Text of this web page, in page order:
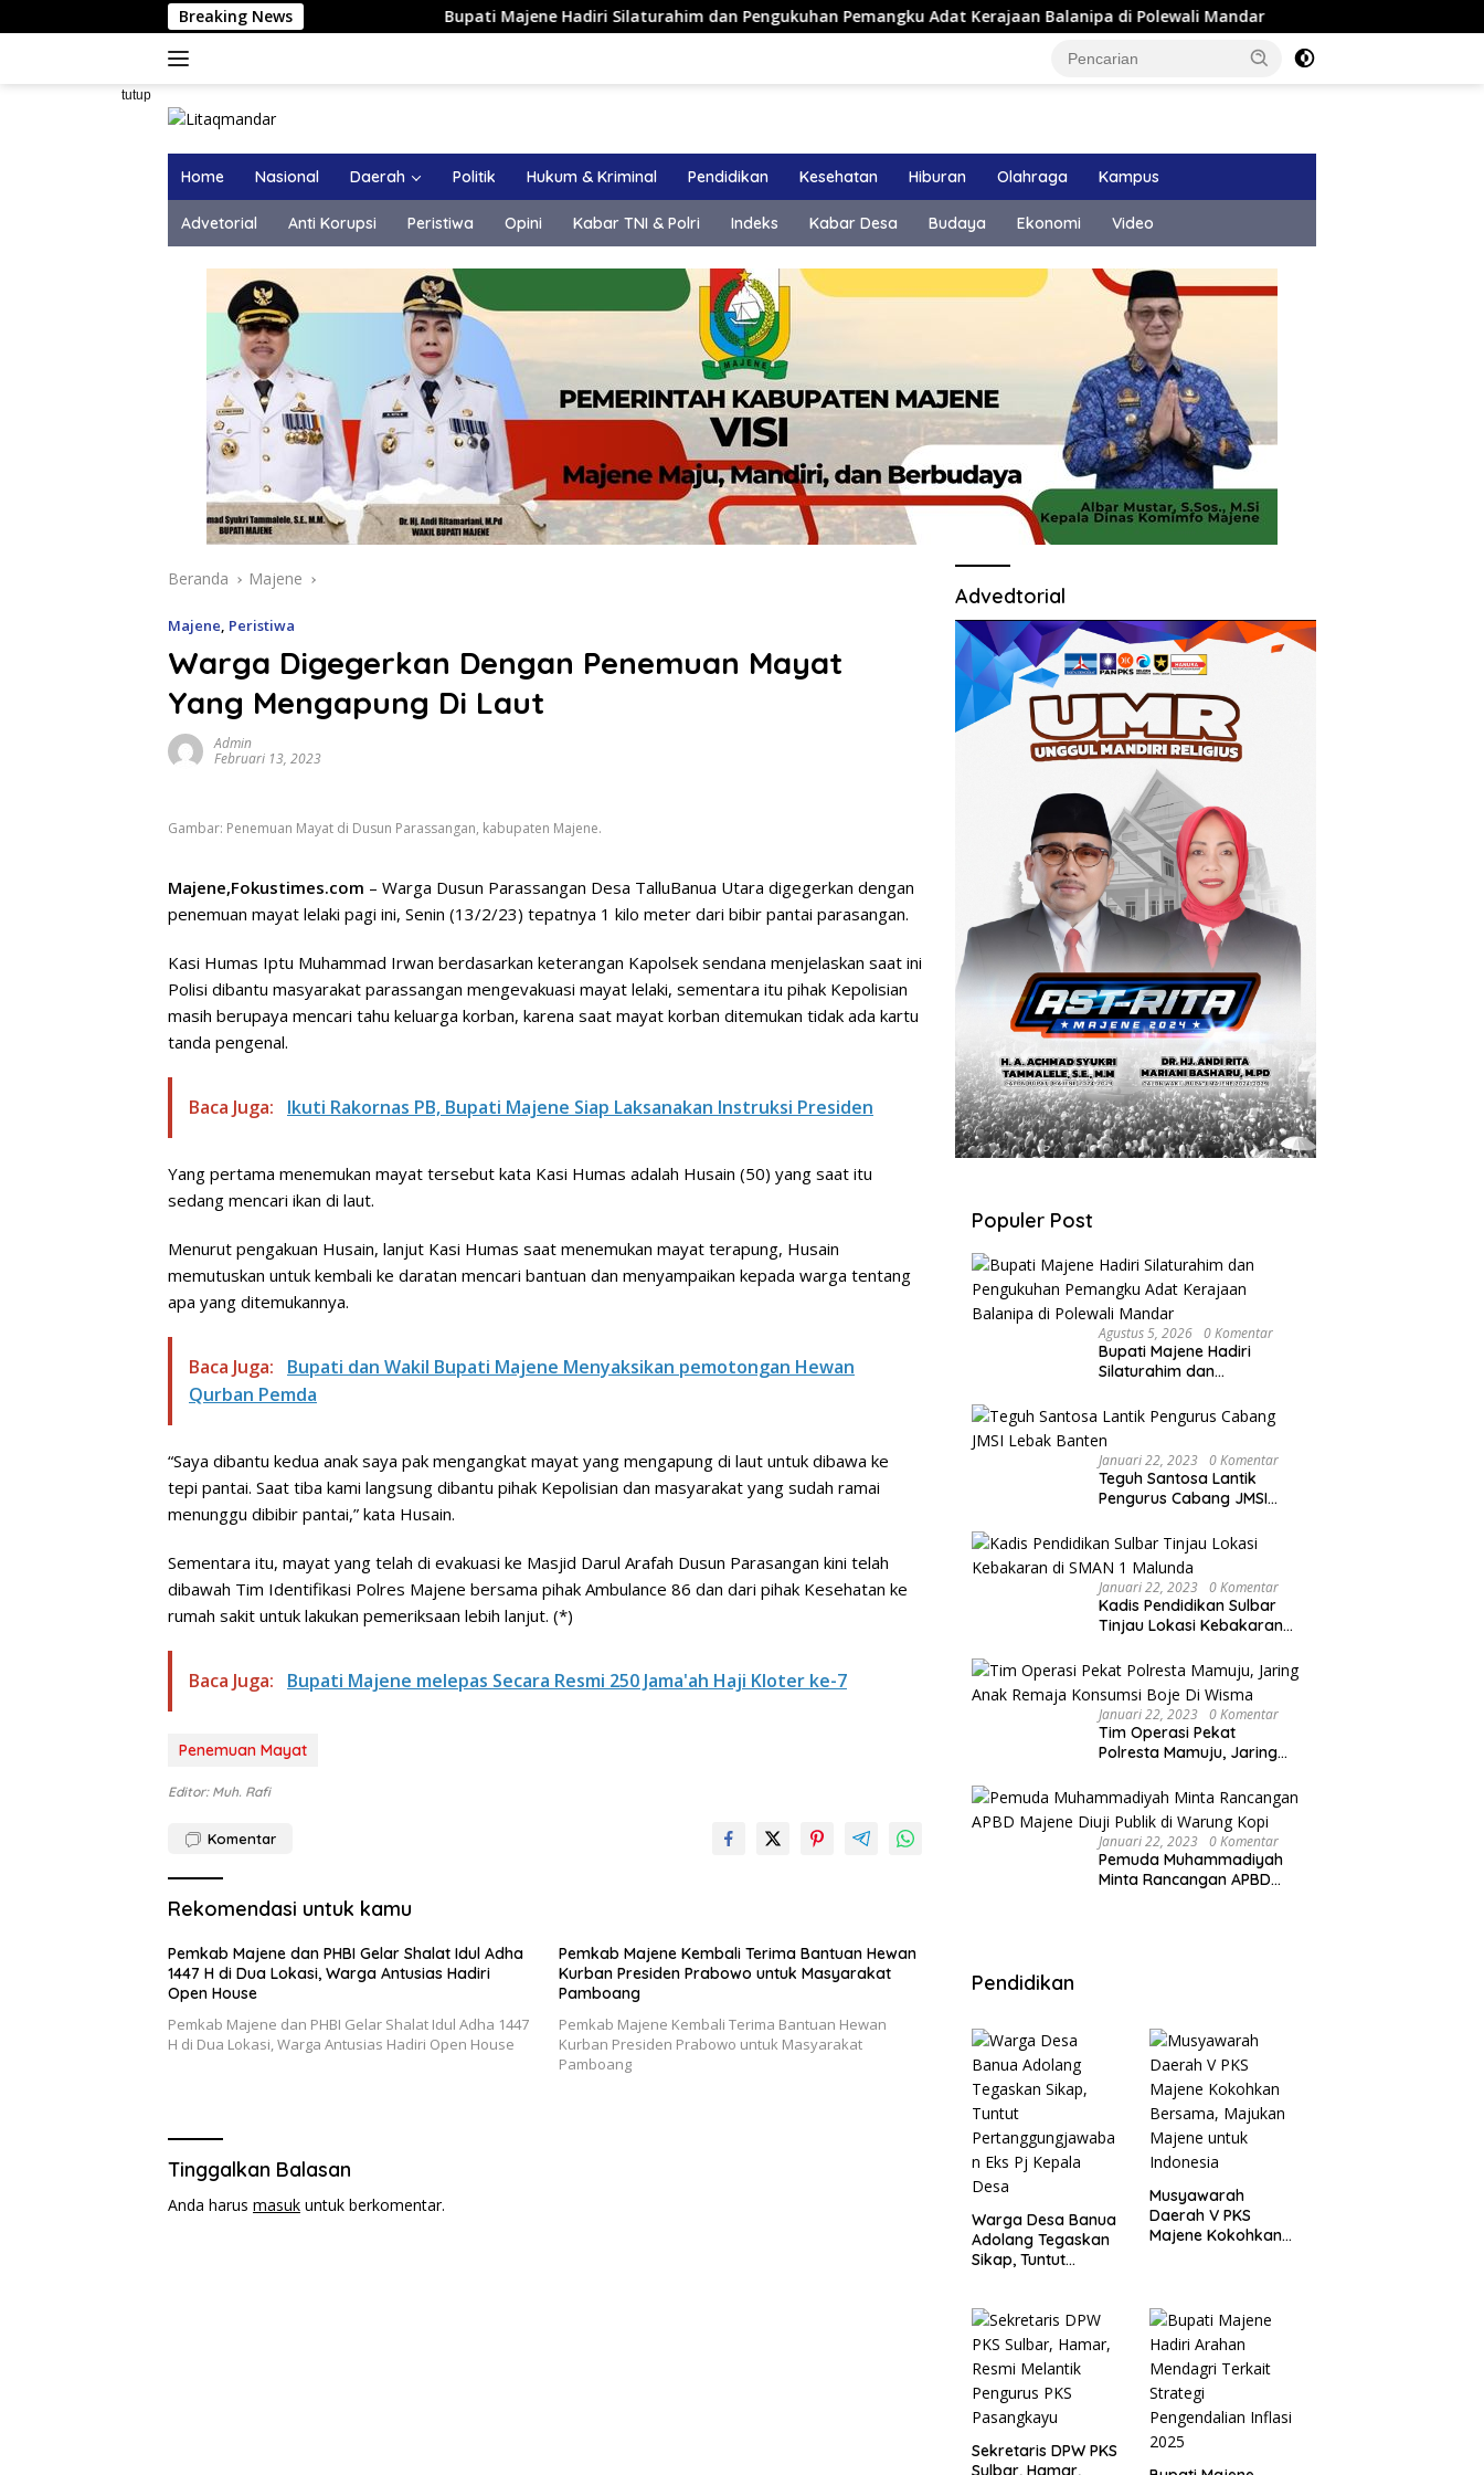
ke
Breaking News Bupati Majene Hadiri Silaturahim dan Pengukuhan Pemangku Adat Kerajaan Balanipa di Polewali Mandar Pemkab Majene Terapkan
tutup
Home Nasional Daerah Politik Hukum & Kriminal Pendidikan Kesehatan Hiburan Olahraga Kampus
Advetorial Anti Korupsi Peristiwa Opini Kabar TNI & Polri Indeks Kabar Desa Budaya Ekonomi Video
Beranda Majene
Majene, Peristiwa
Warga Digegerkan Dengan Penemuan Mayat
Yang Mengapung Di Laut
Admin
Februari 13, 2023
Gambar: Penemuan Mayat di Dusun Parassangan, kabupaten Majene.
Majene,Fokustimes.com – Warga Dusun Parassangan Desa TalluBanua Utara digegerkan dengan
penemuan mayat lelaki pagi ini, Senin (13/2/23) tepatnya 1 kilo meter dari bibir pantai parasangan.
Kasi Humas Iptu Muhammad Irwan berdasarkan keterangan Kapolsek sendana menjelaskan saat ini
Polisi dibantu masyarakat parassangan mengevakuasi mayat lelaki, sementara itu pihak Kepolisian
masih berupaya mencari tahu keluarga korban, karena saat mayat korban ditemukan tidak ada kartu
tanda pengenal.
Baca Juga: Ikuti Rakornas PB, Bupati Majene Siap Laksanakan Instruksi Presiden
Yang pertama menemukan mayat tersebut kata Kasi Humas adalah Husain (50) yang saat itu
sedang mencari ikan di laut.
Menurut pengakuan Husain, lanjut Kasi Humas saat menemukan mayat terapung, Husain
memutuskan untuk kembali ke daratan mencari bantuan dan menyampaikan kepada warga tentang
apa yang ditemukannya.
Baca Juga:
Bupati dan Wakil Bupati Majene Menyaksikan pemotongan Hewan
Qurban Pemda
“Saya dibantu kedua anak saya pak mengangkat mayat yang mengapung di laut untuk dibawa ke
tepi pantai. Saat tiba kami langsung dibantu pihak Kepolisian dan masyarakat yang sudah ramai
menunggu dibibir pantai,” kata Husain.
Sementara itu, mayat yang telah di evakuasi ke Masjid Darul Arafah Dusun Parasangan kini telah
dibawah Tim Identifikasi Polres Majene bersama pihak Ambulance 86 dan dari pihak Kesehatan ke
rumah sakit untuk lakukan pemeriksaan lebih lanjut. (*)
Baca Juga: Bupati Majene melepas Secara Resmi 250 Jama'ah Haji Kloter ke-7
Penemuan Mayat
Editor: Muh. Rafi
Komentar
Rekomendasi untuk kamu
Pemkab Majene dan PHBI Gelar Shalat Idul Adha
1447 H di Dua Lokasi, Warga Antusias Hadiri
Open House
Pemkab Majene dan PHBI Gelar Shalat Idul Adha 1447
H di Dua Lokasi, Warga Antusias Hadiri Open House
Pemkab Majene Kembali Terima Bantuan Hewan
Kurban Presiden Prabowo untuk Masyarakat
Pamboang
Pemkab Majene Kembali Terima Bantuan Hewan
Kurban Presiden Prabowo untuk Masyarakat
Pamboang
Tinggalkan Balasan
Anda harus masuk untuk berkomentar.
Advedtorial
Populer Post
Agustus 5, 2026 0 Komentar
Bupati Majene Hadiri
Silaturahim dan
Adat Kerajaan Balanipa di
Polewali Mandar
Januari 22, 2023 0 Komentar
Teguh Santosa Lantik
Pengurus Cabang JMSI
Januari 22, 2023 0 Komentar
Kadis Pendidikan Sulbar
Tinjau Lokasi Kebakaran
Januari 22, 2023 0 Komentar
Tim Operasi Pekat
Polresta Mamuju, Jaring
Boje Di Wisma
Januari 22, 2023 0 Komentar
Pemuda Muhammadiyah
Minta Rancangan APBD
Pendidikan
Warga Desa Banua
Adolang Tegaskan
Sikap, Tuntut
Desa
Musyawarah
Daerah V PKS
Majene Kokohkan
Sekretaris DPW PKS
Sulbar, Hamar,